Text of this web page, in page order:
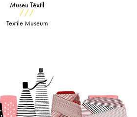
Museu Têxtil
///
Textile Museum